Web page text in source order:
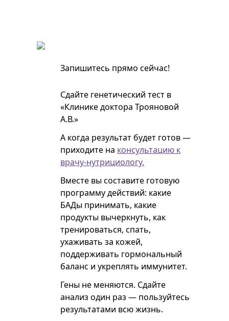
Запишитесь прямо сейчас!
Сдайте генетический тест в
«Клинике доктора Трояновой
А.В.»
А когда результат будет готов —
приходите на консультацию к
врачу-нутрициологу.
Вместе вы составите готовую
программу действий: какие
БАДы принимать, какие
продукты вычеркнуть, как
тренироваться, спать,
ухаживать за кожей,
поддерживать гормональный
баланс и укреплять иммунитет.
Гены не меняются. Сдайте
анализ один раз — пользуйтесь
результатами всю жизнь.